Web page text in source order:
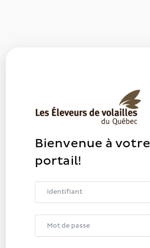
Bienvenue à votre
portail!